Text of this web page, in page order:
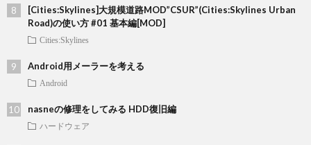
[Cities:Skylines]大規模道路MOD”CSUR”(Cities:Skylines Urban
Road)の使い方 #01 基本編[MOD]
Cities:Skylines
Android用メーラーを考える
Android
nasneの修理をしてみる HDD復旧編
ハードウェア